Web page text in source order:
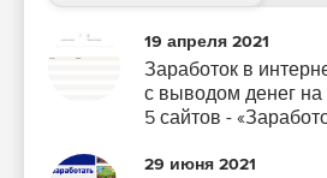
19 апреля 2021
Заработок в
с выводом денег на
5 сайтов -
29 июня 2021